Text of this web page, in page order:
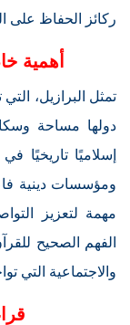
ركائز الحفاظ على
أهمية
تمثل البرازيل،
دولها مساحة
إسلاميًا
ومؤسسات دينية
مهمة لتعزيز
الفهم الصحيح
والاجتماعية التي